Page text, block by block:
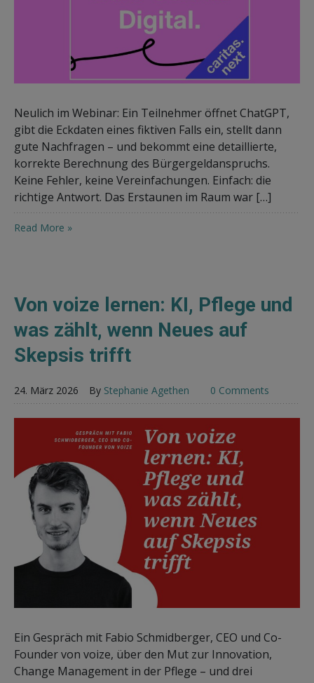
Neulich im Webinar: Ein Teilnehmer öffnet ChatGPT,
gibt die Eckdaten eines fiktiven Falls ein, stellt dann
gute Nachfragen – und bekommt eine detaillierte,
korrekte Berechnung des Bürgergeldanspruchs.
Keine Fehler, keine Vereinfachungen. Einfach: die
richtige Antwort. Das Erstaunen im Raum war […]
Read More »
Von voize lernen: KI, Pflege und
was zählt, wenn Neues auf
Skepsis trifft
24. März 2026 By Stephanie Agethen 0 Comments
Ein Gespräch mit Fabio Schmidberger, CEO und Co-
Founder von voize, über den Mut zur Innovation,
Change Management in der Pflege – und drei